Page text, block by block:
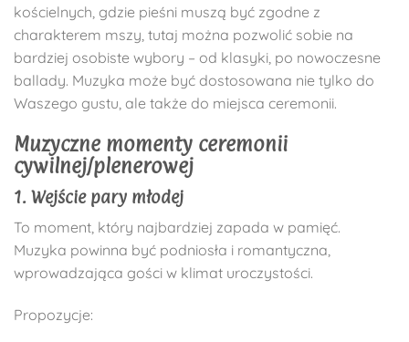
kościelnych, gdzie pieśni muszą być zgodne z
charakterem mszy, tutaj można pozwolić sobie na
bardziej osobiste wybory – od klasyki, po nowoczesne
ballady. Muzyka może być dostosowana nie tylko do
Waszego gustu, ale także do miejsca ceremonii.
Muzyczne momenty ceremonii
cywilnej/plenerowej
1. Wejście pary młodej
To moment, który najbardziej zapada w pamięć.
Muzyka powinna być podniosła i romantyczna,
wprowadzająca gości w klimat uroczystości.
Propozycje: